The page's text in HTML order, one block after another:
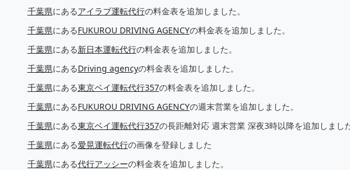
千葉県にあるアイラブ運転代行の料金表を追加しました。
千葉県にあるFUKUROU DRIVING AGENCYの料金表を追加しました。
千葉県にある新日本運転代行の料金表を追加しました。
千葉県にあるDriving agencyの料金表を追加しました。
千葉県にある東京ベイ運転代行357の料金表を追加しました。
千葉県にあるFUKUROU DRIVING AGENCYの週末営業を追加しました。
千葉県にある東京ベイ運転代行357の長距離対応 週末営業 深夜3時以降を追加しまし
千葉県にある愛晃運転代行の画像を登録しました
千葉県にある代行アッシーの料金表を追加しました。